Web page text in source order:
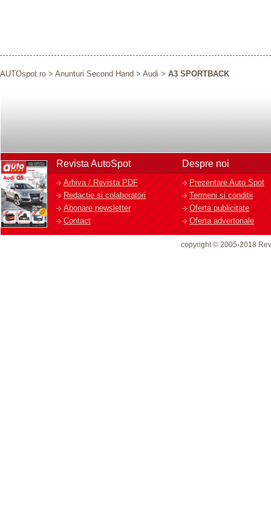
AUTOspot.ro > Anunturi Second Hand > Audi > A3 SPORTBACK
Revista AutoSpot
Arhiva / Revista PDF
Redactie si colaboratori
Abonare newsletter
Contact
Despre noi
Prezentare Auto Spot
Termeni si conditii
Oferta publicitate
Oferta advertoriale
copyright © 2005-2018